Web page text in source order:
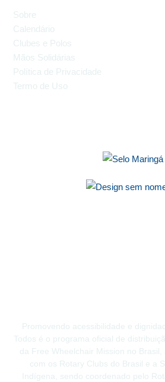
Promovendo acessibilidade e
Todos é o programa oficial de
da Free Wheelchair Mission no
com os Rotary Clubs do Brasil e a
Indígena, sendo coordenado pelo
Sobre
Calendário
Clubes e Polos
Mãos Solidárias
Política de Privacidade
Termo de Uso